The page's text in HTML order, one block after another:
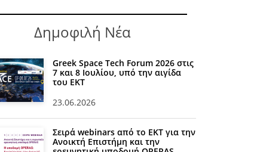
Δημοφιλή Νέα
Greek Space Tech Forum 2026 στις
7 και 8 Ιουλίου, υπό την αιγίδα
του ΕΚΤ
23.06.2026
Σειρά webinars από το ΕΚΤ για την
Ανοικτή Επιστήμη και την